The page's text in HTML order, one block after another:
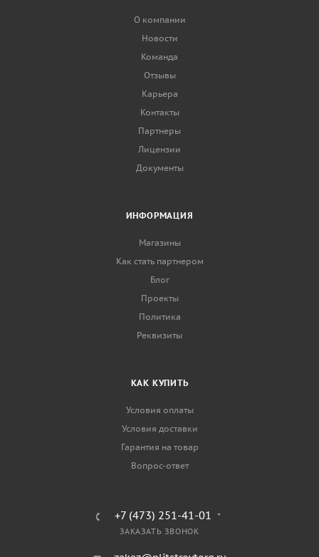
О компании
Новости
Команда
Отзывы
Карьера
Контакты
Партнеры
Лицензии
Документы
ИНФОРМАЦИЯ
Магазины
Как стать партнером
Блог
Проекты
Политика
Реквизиты
КАК КУПИТЬ
Условия оплаты
Условия доставки
Гарантия на товар
Вопрос-ответ
+7 (473) 251-41-01
ЗАКАЗАТЬ ЗВОНОК